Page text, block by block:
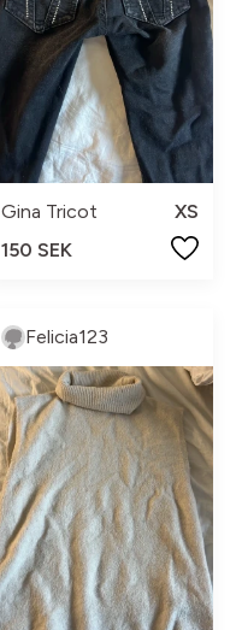
Gina Tricot
XS
150 SEK
Felicia123